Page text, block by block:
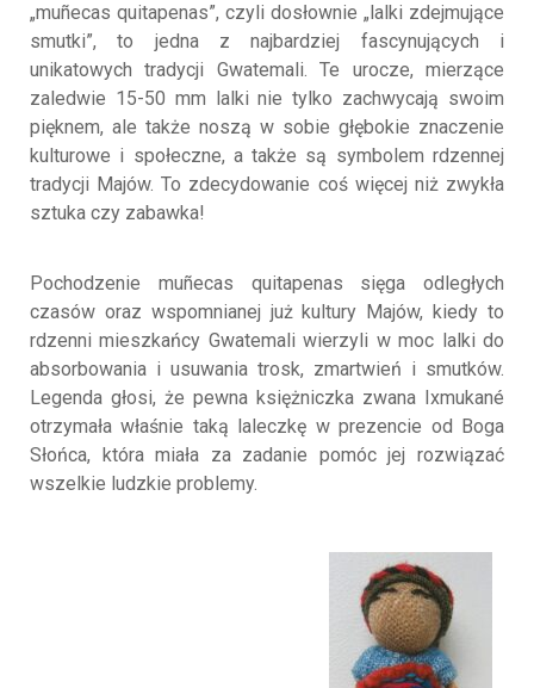
„muñecas quitapenas”, czyli dosłownie „lalki zdejmujące
smutki”, to jedna z najbardziej fascynujących i
unikatowych tradycji Gwatemali. Te urocze, mierzące
zaledwie 15-50 mm lalki nie tylko zachwycają swoim
pięknem, ale także noszą w sobie głębokie znaczenie
kulturowe i społeczne, a także są symbolem rdzennej
tradycji Majów. To zdecydowanie coś więcej niż zwykła
sztuka czy zabawka!
Pochodzenie muñecas quitapenas sięga odległych
czasów oraz wspomnianej już kultury Majów, kiedy to
rdzenni mieszkańcy Gwatemali wierzyli w moc lalki do
absorbowania i usuwania trosk, zmartwień i smutków.
Legenda głosi, że pewna księżniczka zwana Ixmukané
otrzymała właśnie taką laleczkę w prezencie od Boga
Słońca, która miała za zadanie pomóc jej rozwiązać
wszelkie ludzkie problemy.